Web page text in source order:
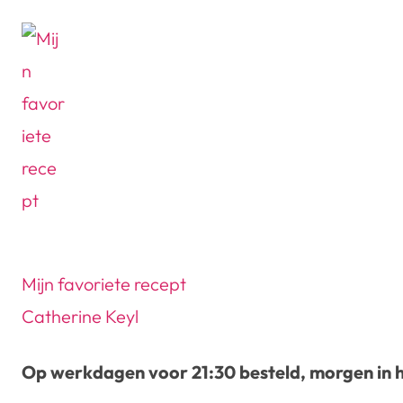
Mijn favoriete recept
Catherine Keyl
Op werkdagen voor 21:30 besteld, morgen in